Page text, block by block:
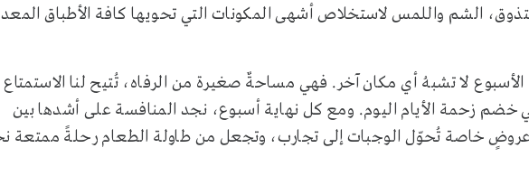
الشم واللمس لاستخلاص أشهى المكونات التي تحويها كافة الأطباق
لا تشبهُ أي مكان آخر. فهي مساحةٌ صغيرة من الرفاه، تُتيح لنا الاستمتاع
خضم زحمة الأيام اليوم. ومع كل نهاية أسبوع، نجد المنافسة على أشدها بين
خاصة تُحوّل الوجبات إلى تجارب، وتجعل من طاولة الطعام رحلةً ممتعة